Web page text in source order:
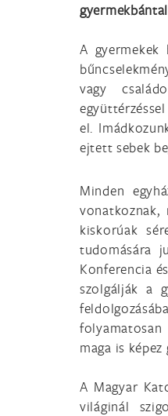
A gyermekek
vagy
el.
ejtett sebek
Minden
kiskorúak
tudomására
Konferencia
szolgálják a
maga is
A Magyar
világinál